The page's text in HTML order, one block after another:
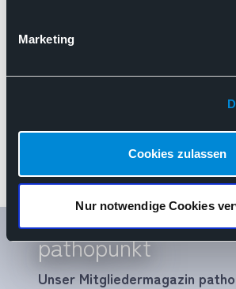
Marketing
Cookies zulassen
Nur notwendige Cookies
pathopunkt
Unser Mitgliedermagazin